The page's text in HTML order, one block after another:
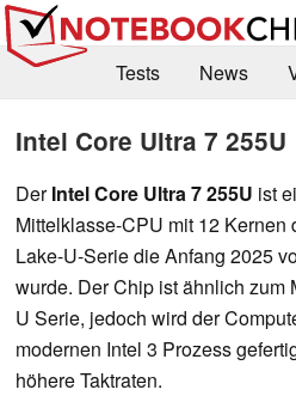
Tests News
Forum
Intel Core Ultra 7 255U
DerIntel Core Ultra 7 255U ist
Mittelklasse-CPU mit 12 Kernen
Lake-U-Serie die Anfang 2025
wurde. Der Chip ist ähnlich zum
U Serie, jedoch wird der
modernen Intel 3 Prozess
höhere Taktraten.